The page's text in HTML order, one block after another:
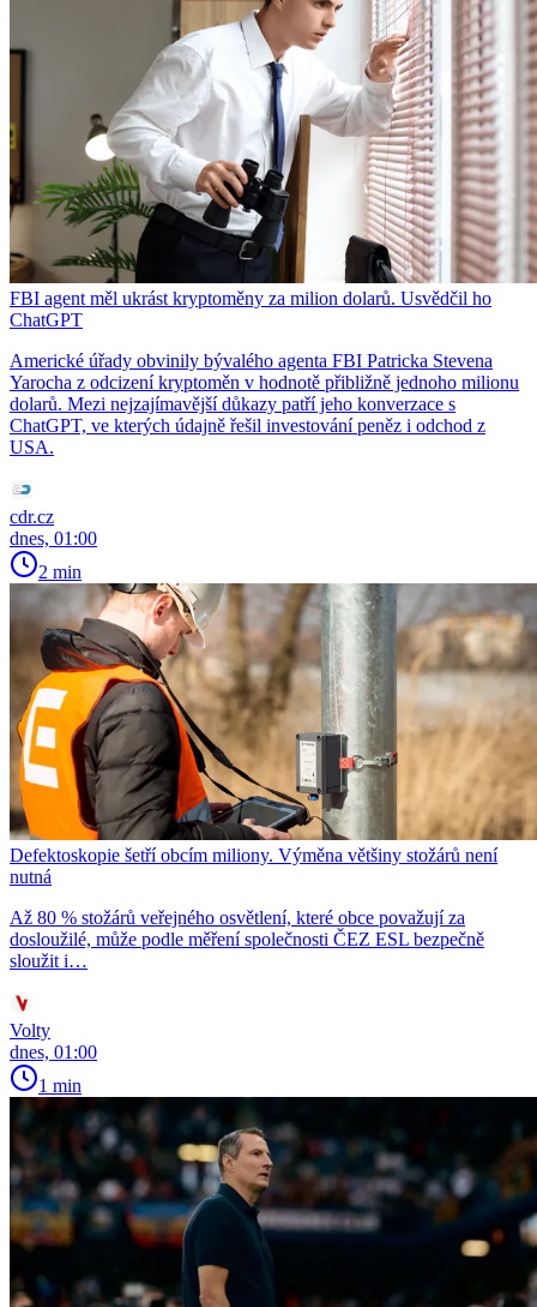
FBI agent měl ukrást kryptoměny za milion dolarů. Usvědčil ho
ChatGPT
Americké úřady obvinily bývalého agenta FBI Patricka Stevena
Yarocha z odcizení kryptoměn v hodnotě přibližně jednoho milionu
dolarů. Mezi nejzajímavější důkazy patří jeho konverzace s
ChatGPT, ve kterých údajně řešil investování peněz i odchod z
USA.
cdr.cz
dnes, 01:00
2 min
Defektoskopie šetří obcím miliony. Výměna většiny stožárů není
nutná
Až 80 % stožárů veřejného osvětlení, které obce považují za
dosloužilé, může podle měření společnosti ČEZ ESL bezpečně
sloužit i…
Volty
dnes, 01:00
1 min